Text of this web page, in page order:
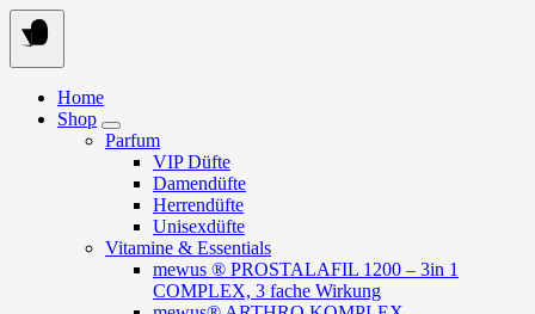
Springe
zum
Inhalt
Home
Shop
Parfum
VIP Düfte
Damendüfte
Herrendüfte
Unisexdüfte
Vitamine & Essentials
mewus ® PROSTALAFIL 1200 – 3in 1
COMPLEX, 3 fache Wirkung